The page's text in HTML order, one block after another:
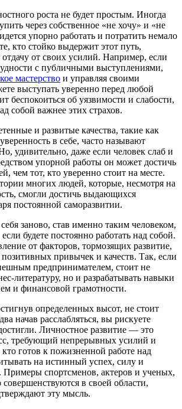
роста не будет простым. Иногда
через собственное «не хочу» и «не
упорно работать и потратить немало
кто стойко выдержит этот путь,
отдачу от своих усилий. Например, если
с публичными выступлениями,
мастерство и управляя своими
выступать уверенно перед любой
беспокоиться об уязвимости и слабости,
собой важнее этих страхов.
и развитые качества, такие как
в себе, часто называют
удивительно, даже если человек слаб и
упорной работы он может достичь
чем тот, кто уверенно стоит на месте.
многих людей, которые, несмотря на
смогли достичь выдающихся
постоянной саморазвитии.
заново, став именно таким человеком,
будете постоянно работать над собой.
от факторов, тормозящих развитие,
привычек и качеств. Так, если
предпринимателем, стоит не
литературу, но и разрабатывать навыки
и финансовой грамотности.
определенных высот, не стоит
начав расслабляться, вы рискуете
Личностное развитие — это
требующий непрерывных усилий и
готов к пожизненной работе над
на истинный успех, силу и
Примеры спортсменов, актеров и ученых,
в своей области,
эту мысль.